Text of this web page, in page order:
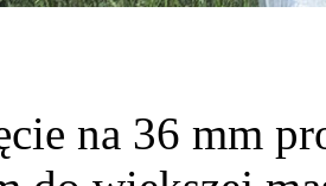
na 36 mm